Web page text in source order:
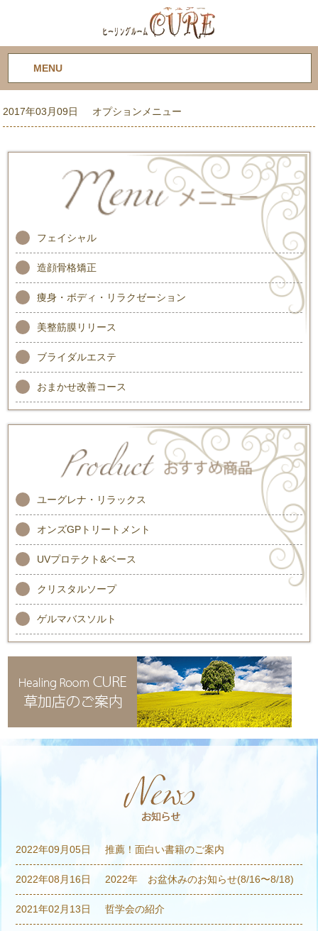
MENU
2017年03月09日 オプションメニュー
フェイシャル
造顔骨格矯正
痩身・ボディ・リラクゼーション
美整筋膜リリース
ブライダルエステ
おまかせ改善コース
ユーグレナ・リラックス
オンズGPトリートメント
UVプロテクト&ベース
クリスタルソープ
ゲルマバスソルト
2022年09月05日 推薦！面白い書籍のご案内
2022年08月16日 2022年 お盆休みのお知らせ(8/16〜8/18)
2021年02月13日 哲学会の紹介